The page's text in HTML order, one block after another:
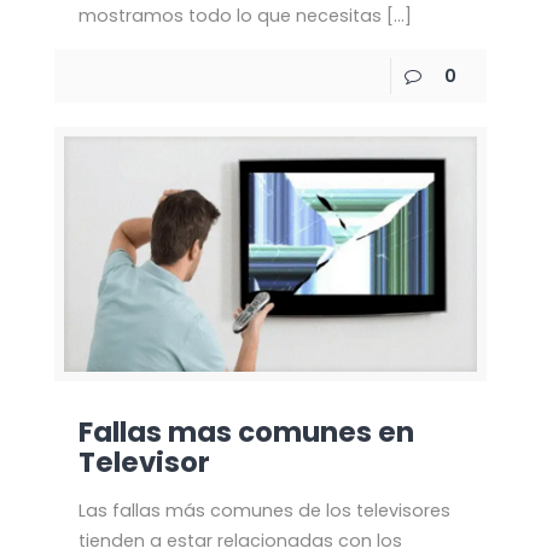
mostramos todo lo que necesitas […]
0
Fallas mas comunes en
Televisor
Las fallas más comunes de los televisores
tienden a estar relacionadas con los